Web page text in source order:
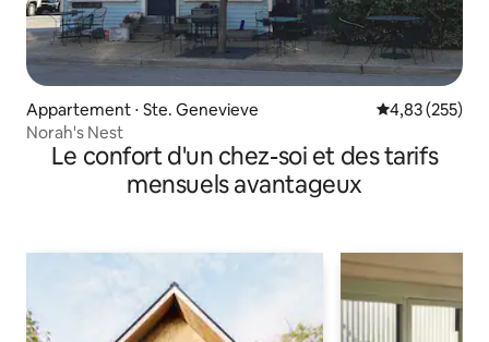
Appartement ⋅ Ste. Genevieve Évaluation
4,83 (255)
Norah's Nest
Le confort d'un chez-soi et des tarifs
mensuels avantageux